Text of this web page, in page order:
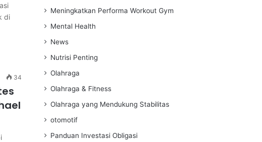
di
34
Meningkatkan Performa Workout Gym
Mental Health
News
Nutrisi Penting
Olahraga
Olahraga & Fitness
Olahraga yang Mendukung Stabilitas
otomotif
Panduan Investasi Obligasi